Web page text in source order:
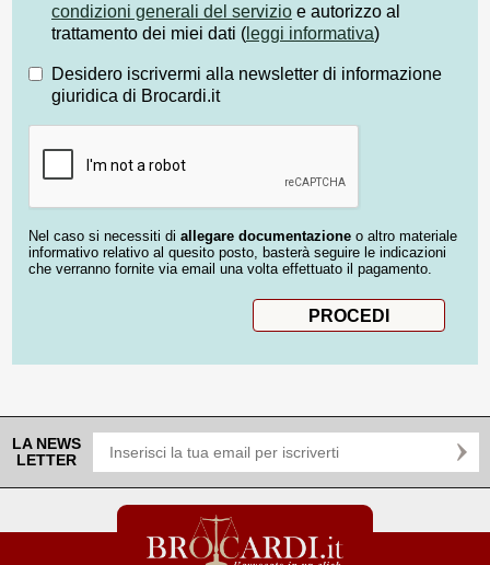
condizioni generali del servizio e autorizzo al
trattamento dei miei dati ( leggi informativa)
Desidero iscrivermi alla newsletter di informazione
giuridica di Brocardi.it
Nel caso si necessiti di allegare documentazione o altro materiale
informativo relativo al quesito posto, basterà seguire le indicazioni
che verranno fornite via email una volta effettuato il pagamento.
LA NEWS
LETTER